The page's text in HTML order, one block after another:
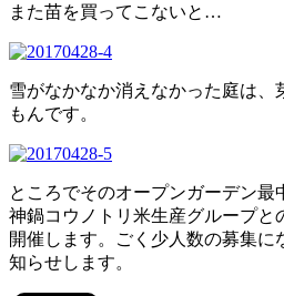
また苗を買ってこないと…
雪がなかなか消えなかった庭は、
もんです。
ところでそのオープンガーデン最
神鍋コウノトリ米生産グループと
開催します。ごく少人数の募集に
知らせします。